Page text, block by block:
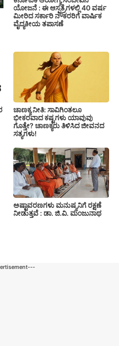
ಯೋಜನೆ : ಈ ಆಸ್ಪತ್ರೆಗಳಲ್ಲಿ 40 ವರ್ಷ
ಮೀರಿದ ಸರ್ಕಾರಿ ನೌಕರರಿಗೆ ವಾರ್ಷಿಕ
ವೈದ್ಯಕೀಯ ತಪಾಸಣೆ
ಚಾಣಕ್ಯ ನೀತಿ: ಸಾವಿಗಿಂತಲೂ
ಭೀಕರವಾದ ಕಷ್ಟಗಳು ಯಾವುವು
ಗೊತ್ತೇ? ಚಾಣಕ್ಯರು ತಿಳಿಸಿದ ಜೀವನದ
ಸತ್ಯಗಳು!
ಅಷ್ಟಾವರಣಗಳು ಮನುಷ್ಯನಿಗೆ ರಕ್ಷಣೆ
ನೀಡುತ್ತವೆ : ಡಾ. ಜಿ.ವಿ. ಮಂಜುನಾಥ